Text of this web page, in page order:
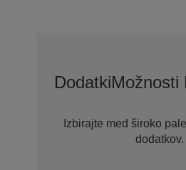
DodatkiMožnosti
Izbirajte med široko
dodatkov.